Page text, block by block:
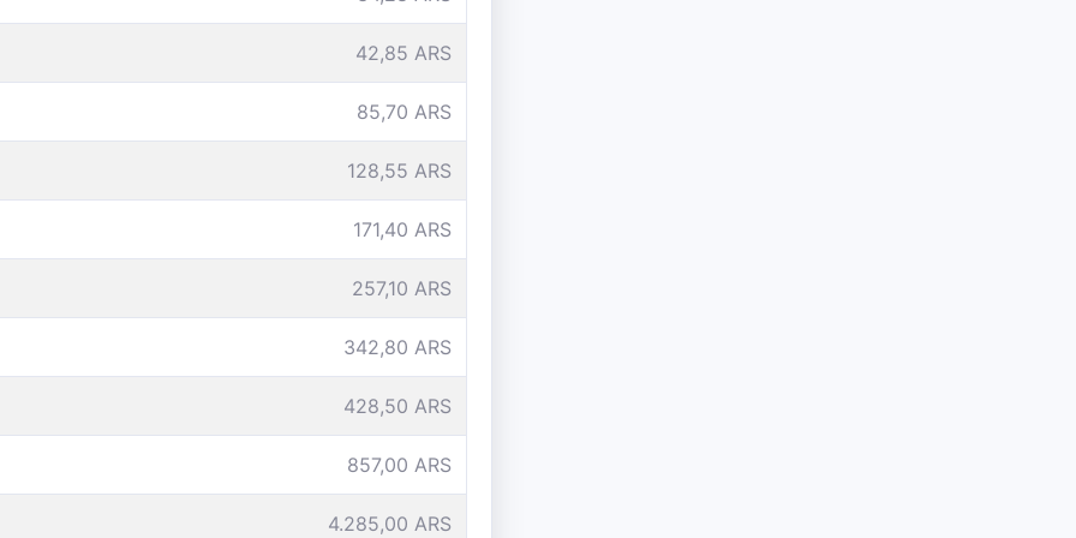
42,85 ARS
85,70 ARS
128,55 ARS
171,40 ARS
257,10 ARS
342,80 ARS
428,50 ARS
857,00 ARS
4.285,00 ARS